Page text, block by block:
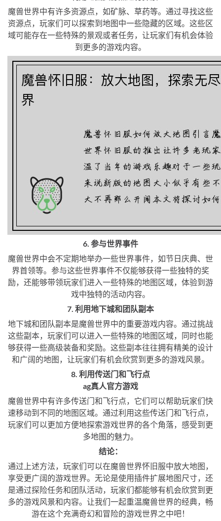
魔兽世界中有许多资源点，如矿脉、草药等。通过寻找这些
资源点，玩家们可以探索到地图中一些隐藏的区域。这些区
域可能存在一些特殊的景观或者任务，让玩家们有机会体验
到更多的游戏内容。
6. 参与世界事件
魔兽世界中会不定期地举办一些世界事件，如节日庆典、世
界首领等。参与这些世界事件不仅能够获得一些独特的奖
励，还能够带领玩家们进入一些特殊的地图区域，体验到游
戏中独特的活动内容。
7. 利用地下城和团队副本
地下城和团队副本是魔兽世界中的重要游戏内容。通过挑战
这些副本，玩家们可以进入一些特殊的地图区域，同时也能
够获得一些高级装备和奖励。这些副本往往拥有精美的设计
和广阔的地图，让玩家们有机会欣赏到更多的游戏风景。
8. 利用传送门和飞行点
ag真人官方游戏
魔兽世界中有许多传送门和飞行点，它们可以帮助玩家们快
速移动到不同的地图区域。通过利用这些传送门和飞行点，
玩家们可以更加方便地探索游戏世界的各个角落，感受到更
多地图的魅力。
结论：
通过上述方法，玩家们可以在魔兽世界怀旧服中放大地图，
享受更广阔的游戏世界。无论是使用插件扩展地图尺寸，还
是通过探险任务和团队活动，玩家们都能够有机会欣赏到更
多的游戏风景和内容。让我们一起重温魔兽世界的经典，畅
游在这个充满奇幻和冒险的游戏世界之中吧！